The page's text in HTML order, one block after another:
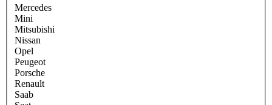
Mercedes
Mini
Mitsubishi
Nissan
Opel
Peugeot
Porsche
Renault
Saab